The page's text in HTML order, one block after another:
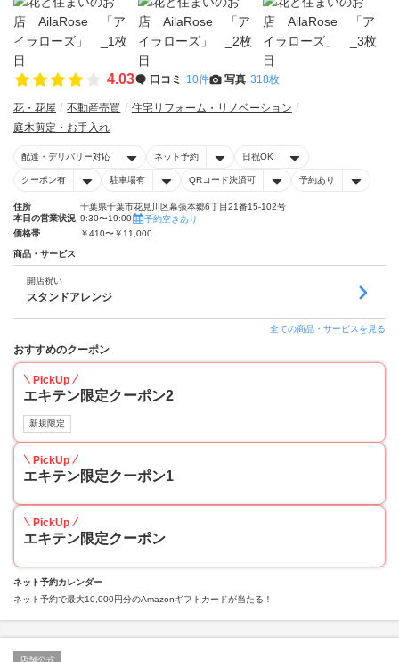
4.03 口コミ 10件 写真 318枚
花・花屋 不動産売買
住宅リフォーム・リノベーション
庭木剪定・お手入れ
配達・デリバリー対応 ネット予約 日祝OK
クーポン有 駐車場有 QRコード決済可 予約あり
住所
千葉県千葉市花見川区幕張本郷6丁目21番15-102号
本日の営業状況 9:30〜19:00
予約空きあり
価格帯
￥410〜￥11,000
商品・サービス
開店祝い
スタンドアレンジ
全ての商品・サービスを見る
おすすめのクーポン
PickUp
エキテン限定クーポン2
新規限定
PickUp
エキテン限定クーポン1
PickUp
エキテン限定クーポン
ネット予約カレンダー
ネット予約で最大10,000円分のAmazonギフトカードが当たる！
店舗公式